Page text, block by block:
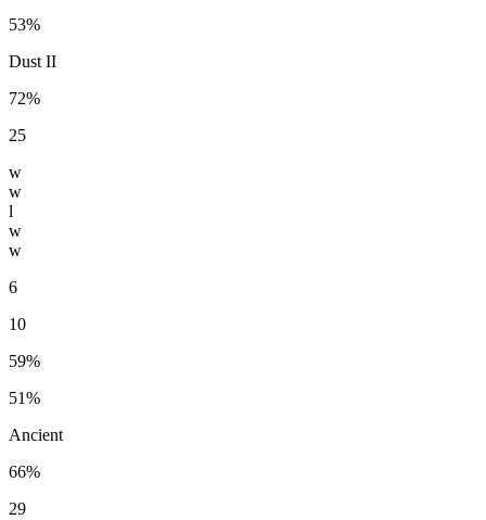
53%
Dust II
72%
25
w
w
l
w
w
6
10
59%
51%
Ancient
66%
29